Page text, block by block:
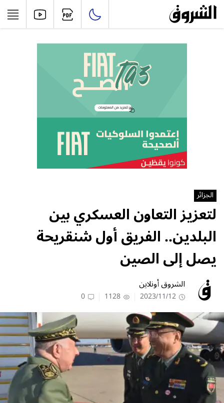
الجزائر
لتعزيز التعاون العسكري بين
البلدين.. الفريق أول شنقريحة
يصل إلى الصين
الشروق أونلاين
2023/11/12
1128
0